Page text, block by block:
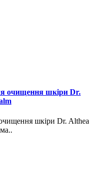
очищення шкіри Dr.
шкіри Dr. Althea